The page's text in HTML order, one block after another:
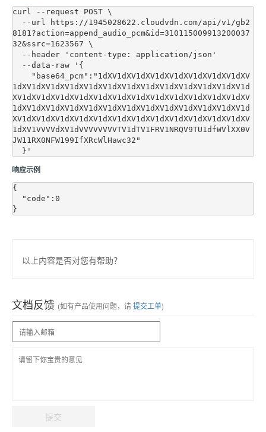
curl --request POST \
8181?action=append_audio_pcm&id=310115009913200037
32&ssrc=1623567 \
1dXV1dXV1dXV1dXV1dXV1dXV1dXV1dXV1dXV1dXV1dXV1dXV1d
XV1dXV1dXV1dXV1dXV1dXV1dXV1dXV1dXV1dXV1dXV1dXV1dXV
1dXV1dXV1dXV1dXV1dXV1dXV1dXV1dXV1dXV1dXV1dXV1dXV1d
XV1dXV1dXV1dXV1dXV1dXV1dXV1dXV1dXV1dXV1dXV1dXV1dXV
1dXV1VVVVdXV1dVVVVVVVVTV1dTV1FRV1NRQV9TU1dfWVlXX0V
JW11RX0NFW199IfXRcWlHawc32"
响应示例
{
以上内容是否对您有帮助？
文档反馈 (如有产品使用问题，请提交工单)
提交